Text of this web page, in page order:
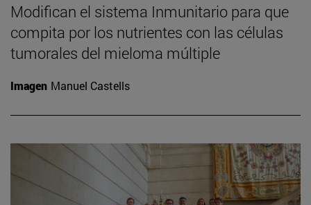
Modifican el sistema Inmunitario para que
compita por los nutrientes con las células
tumorales del mieloma múltiple
Imagen Manuel Castells